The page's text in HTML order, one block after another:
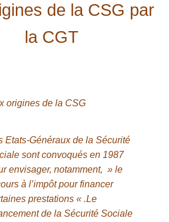
de la CSG par
la CGT
origines de la CSG
Etats-Généraux de la Sécurité
sont convoqués en 1987
envisager, notamment, » le
à l’impôt pour financer
prestations « .Le
de la Sécurité Sociale